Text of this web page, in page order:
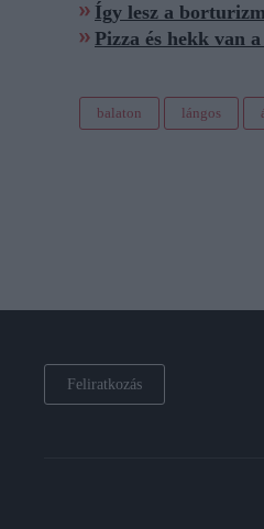
Így lesz a
Pizza és hekk van
balaton lángos
Feliratkozás